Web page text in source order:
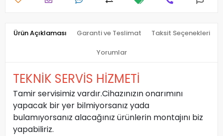
Ürün Açıklaması Garanti ve Teslimat Taksit Seçenekleri
Yorumlar
TEKNİK SERVİS HİZMETİ
Tamir servisimiz vardır.Cihazınızın onarımını
yapacak bir yer bilmiyorsanız yada
bulamıyorsanız alacağınız ürünlerin montajını biz
yapabiliriz.